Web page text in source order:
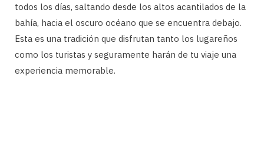
todos los días, saltando desde los altos acantilados de la
bahía, hacia el oscuro océano que se encuentra debajo.
Esta es una tradición que disfrutan tanto los lugareños
como los turistas y seguramente harán de tu viaje una
experiencia memorable.